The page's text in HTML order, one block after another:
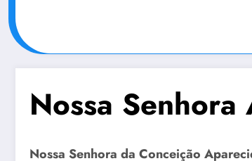
Nossa
Nossa Senhora da Conceição